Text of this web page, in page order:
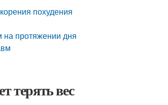
похудения
на протяжении дня
терять вес